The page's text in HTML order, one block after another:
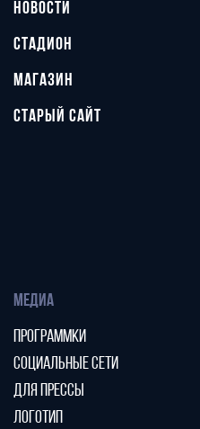
НОВОСТИ
СТАДИОН
МАГАЗИН
СТАРЫЙ САЙТ
МЕДИА
ПРОГРАММКИ
СОЦИАЛЬНЫЕ СЕТИ
ДЛЯ ПРЕССЫ
ЛОГОТИП